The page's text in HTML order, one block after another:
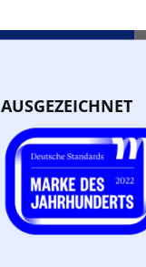
AUSGEZEICHNET